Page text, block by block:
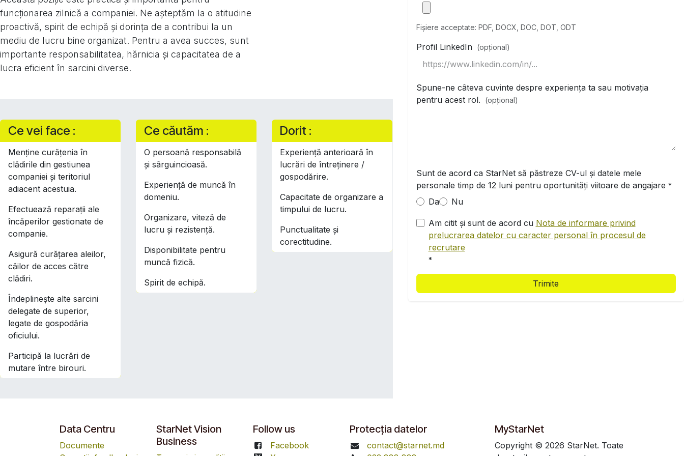
funcționarea zilnică a companiei. Ne așteptăm la o atitudine
proactivă, spirit de echipă și dorința de a contribui la un
mediu de lucru bine organizat. Pentru a avea succes, sunt
importante responsabilitatea, hărnicia și capacitatea de a
lucra eficient în sarcini diverse.
Ce vei face :
Menține curățenia în
clădirile din gestiunea
companiei și teritoriul
adiacent acestuia.
Efectuează reparații ale
încăperilor gestionate de
companie.
Asigură curățarea aleilor,
căilor de acces către
clădiri.
Îndeplinește alte sarcini
delegate de superior,
legate de gospodăria
oficiului.
Participă la lucrări de
mutare între birouri.
Ce căutăm :
O persoană responsabilă
și sârguincioasă.
Experiență de muncă în
domeniu.
Organizare, viteză de
lucru și rezistență.
Disponibilitate pentru
muncă fizică.
Spirit de echipă.
Dorit :
Experiență anterioară în
lucrări de întreținere /
gospodărire.
Capacitate de organizare a
timpului de lucru.
Punctualitate și
corectitudine.
Fișiere acceptate: PDF, DOCX, DOC, DOT, ODT
Profil LinkedIn (opțional)
Spune-ne câteva cuvinte despre experiența ta sau motivația
pentru acest rol.
(opțional)
Sunt de acord ca StarNet să păstreze CV-ul și datele mele
personale timp de 12 luni pentru oportunități viitoare de angajare *
Da Nu
Am citit și sunt de acord cu Nota de informare privind
prelucrarea datelor cu caracter personal în procesul de
recrutare
*
Trimite
Data Centru
Documente
StarNet Vision
Business
Follow us
Facebook
Protecția datelor
contact@starnet.md
MyStarNet
Copyright © 2026 StarNet. Toate